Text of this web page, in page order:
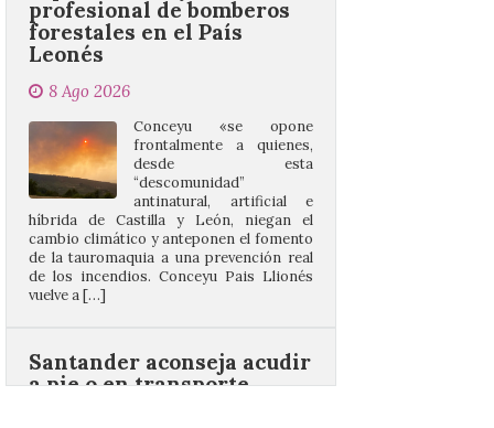
8 Ago 2026
Conceyu «se opone
antinatural, artificial e
híbrida de Castilla y León, niegan el
cambio climático y anteponen el fomento
de la tauromaquia a una prevención real
de los incendios. Conceyu Pais Llionés
vuelve a […]
Santander aconseja acudir
a pie o en transporte
eclipse